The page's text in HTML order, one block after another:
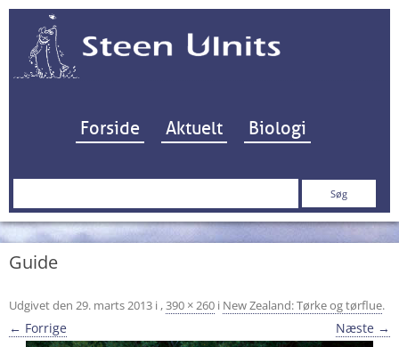
Hop til indhold
Forside Aktuelt Biologi
Søg
Guide
Udgivet den 29. marts 2013 i ,390 × 260 i New Zealand: Tørke og tørflue.
← Forrige Næste →